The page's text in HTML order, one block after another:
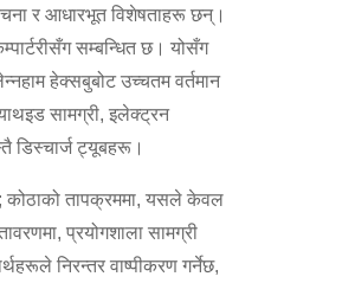
र आधारभूत विशेषताहरू छन्।
सम्बन्धित छ। योसँग
हेक्सबुबोट उच्चतम वर्तमान
सामग्री, इलेक्ट्रन
डिस्चार्ज ट्यूबहरू।
कोठाको तापक्रममा, यसले केवल
प्रयोगशाला सामग्री
निरन्तर वाष्पीकरण गर्नेछ,